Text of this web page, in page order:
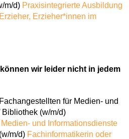
m/d) Praxisintegrierte Ausbildung
Erzieher*innen im
wir leider nicht in jedem
für Medien- und
Bibliothek (w/m/d)
und Informationsdienste
m/d) Fachinformatikerin oder